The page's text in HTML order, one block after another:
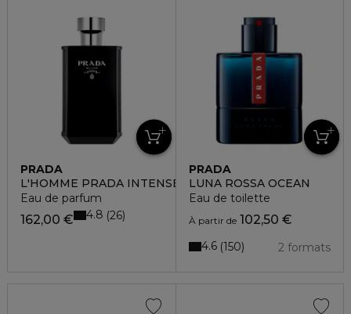
PRADA
L'HOMME PRADA INTENSE
Eau de parfum
162,00 € 4.8 26
PRADA
LUNA ROSSA OCEAN
Eau de toilette
À partir de102,50 €
2 formats
4.6 150